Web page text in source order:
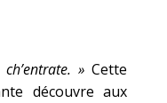
» Cette
découvre aux